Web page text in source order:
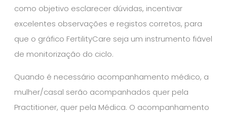
como objetivo esclarecer dúvidas, incentivar
excelentes observações e registos corretos, para
que o gráfico FertilityCare seja um instrumento fiável
de monitorização do ciclo.
Quando é necessário acompanhamento médico, a
mulher/casal serão acompanhados quer pela
Practitioner, quer pela Médica. O acompanhamento